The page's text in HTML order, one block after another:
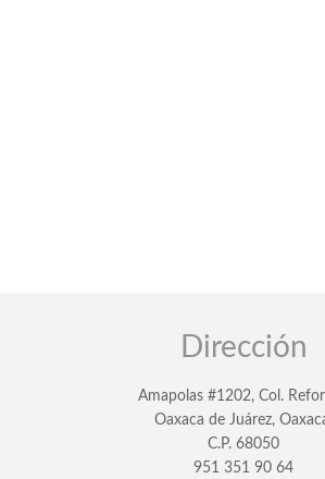
Dirección
Amapolas #1202, Col.
Oaxaca de Juárez,
C.P. 68050
951 351 90 64